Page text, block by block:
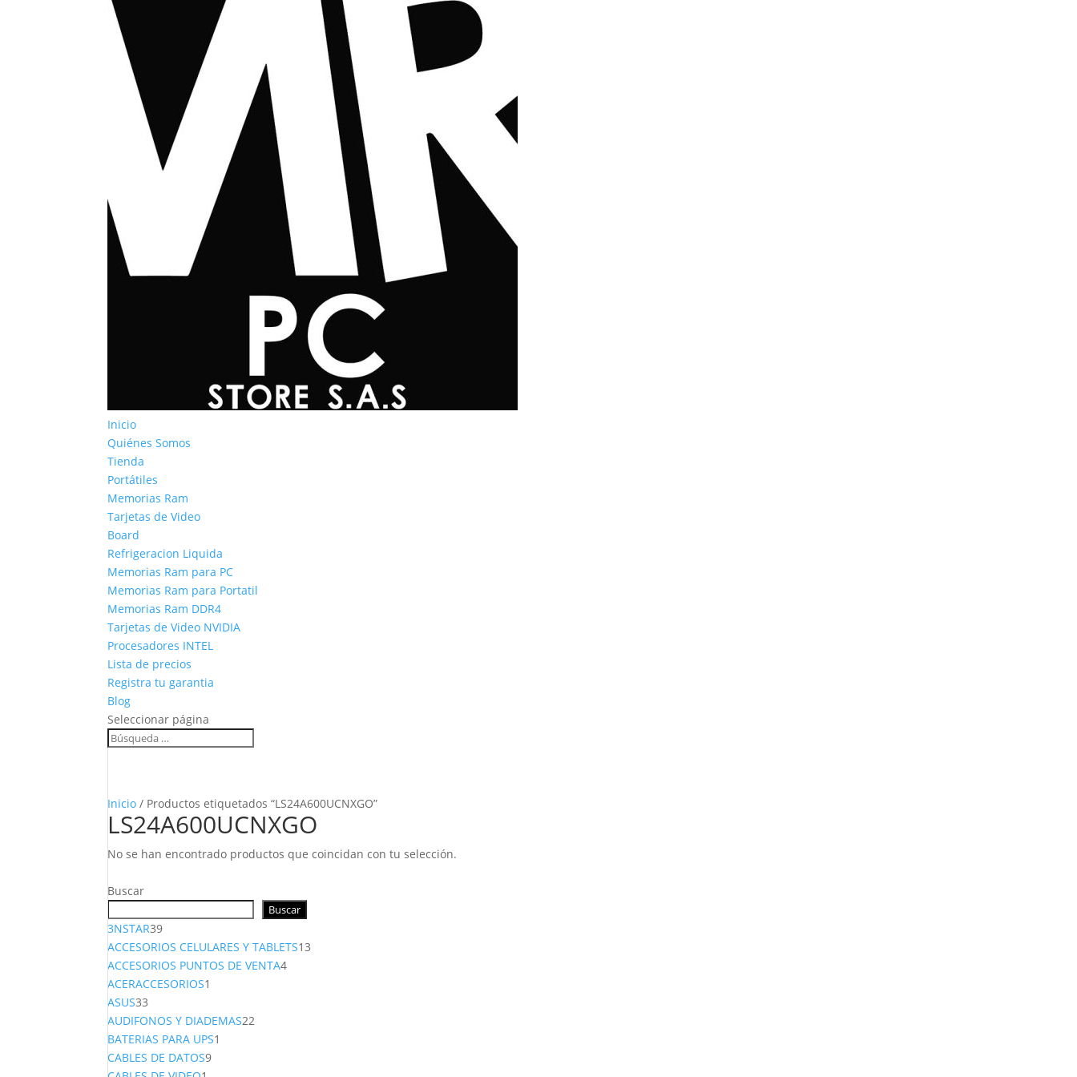
Inicio
Quiénes Somos
Tienda
Portátiles
Memorias Ram
Tarjetas de Video
Board
Refrigeracion Liquida
Memorias Ram para PC
Memorias Ram para Portatil
Memorias Ram DDR4
Tarjetas de Video NVIDIA
Procesadores INTEL
Lista de precios
Registra tu garantia
Blog
Seleccionar página
Inicio / Productos etiquetados “LS24A600UCNXGO”
LS24A600UCNXGO
No se han encontrado productos que coincidan con tu selección.
Buscar
Buscar
3NSTAR3939
productos
ACCESORIOS CELULARES Y TABLETS13
ACCESORIOS PUNTOS DE VENTA44
ACERACCESORIOS1
ASUS33
productos
AUDIFONOS Y DIADEMAS22
BATERIAS PARA UPS1
CABLES DE DATOS99